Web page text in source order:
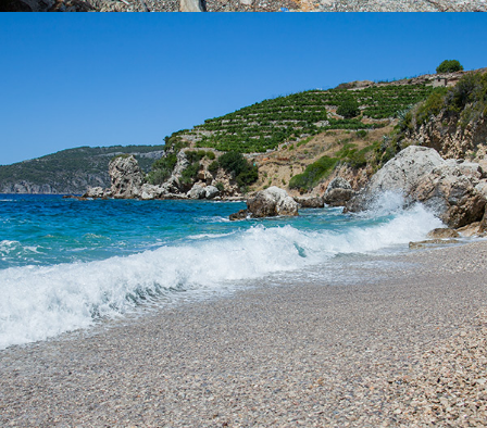
Plaža Velu žolo udaljena je od komiže svega 5 minuta našim taxi
brodom. To je jedna od većih plaža u krugu Komiže te je idealna
za cijelodnevni izlet. Djelomično je natkrivena tamarisom, stoga
ima prirodnu hladovinu.